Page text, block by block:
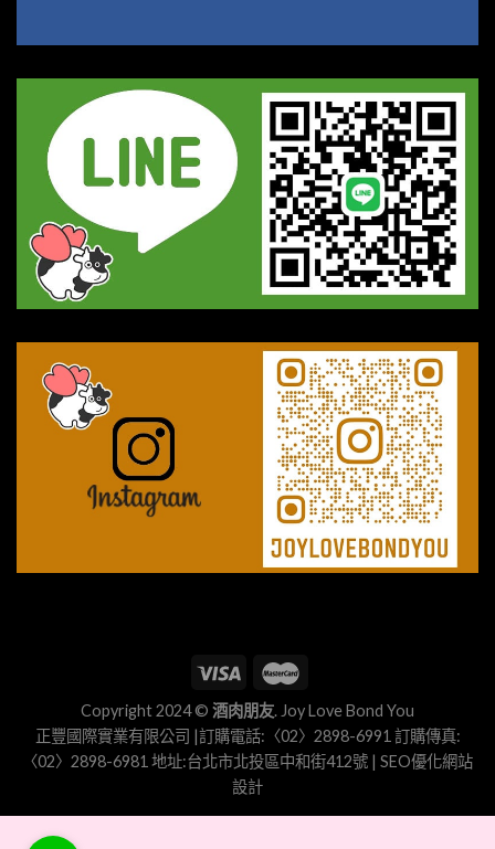
Copyright 2024 © 酒肉朋友. Joy Love Bond You
正豐國際實業有限公司 |訂購電話:〈02〉2898-6991 訂購傳真:
〈02〉2898-6981 地址:台北市北投區中和街412號 | SEO優化網站
設計